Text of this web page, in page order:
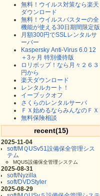
無料！ウイルス対策なら楽天
ダウンロード
無料！ウイルスバスターの全
機能が使える30日期間限定版
月額300円でSSLレンタルサ
ーバー
Kaspersky Anti-Virus 6.0 12
＋3ヶ月 特別優待版
ロリポップ！なら月々２６３
円から
楽天ダウンロード
レンタルカート！
イーブックオフ
さくらのレンタルサーバ
ＦＸ始めるならみんなのＦＸ
無料保険相談
recent(15)
2025-11-04
soft/MＱUSv51設備保全管理シス
テム
MQUS設備保全管理システム
2025-08-31
soft/Nyzilla
soft/DVDStyler
2025-08-29